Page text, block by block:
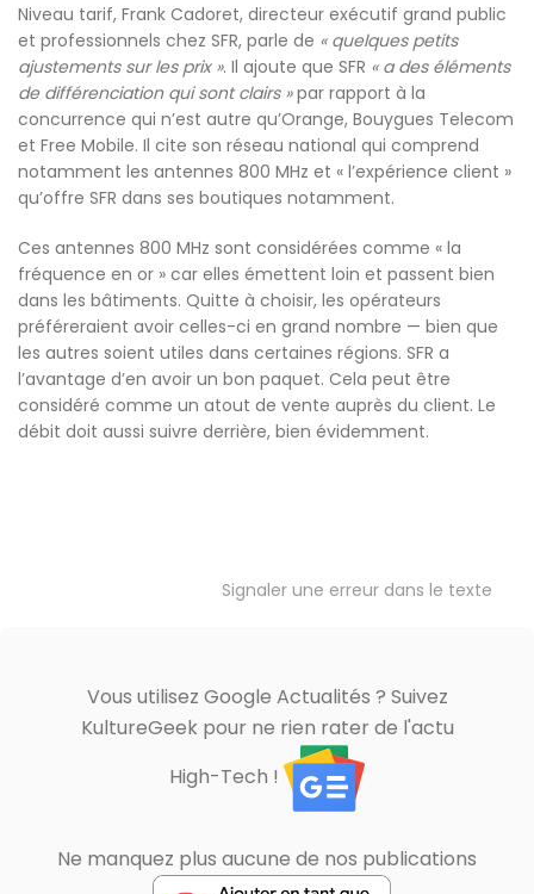
Niveau tarif, Frank Cadoret, directeur exécutif grand public
et professionnels chez SFR, parle de « quelques petits
ajustements sur les prix ». Il ajoute que SFR « a des éléments
de différenciation qui sont clairs »par rapport à la
concurrence qui n’est autre qu’Orange, Bouygues Telecom
et Free Mobile. Il cite son réseau national qui comprend
notamment les antennes 800 MHz et « l’expérience client »
qu’offre SFR dans ses boutiques notamment.
Ces antennes 800 MHz sont considérées comme « la
fréquence en or » car elles émettent loin et passent bien
dans les bâtiments. Quitte à choisir, les opérateurs
préféreraient avoir celles-ci en grand nombre — bien que
les autres soient utiles dans certaines régions. SFR a
l’avantage d’en avoir un bon paquet. Cela peut être
considéré comme un atout de vente auprès du client. Le
débit doit aussi suivre derrière, bien évidemment.
Signaler une erreur dans le texte
Vous utilisez Google Actualités ? Suivez
KultureGeek pour ne rien rater de l'actu
High-Tech !
Ne manquez plus aucune de nos publications